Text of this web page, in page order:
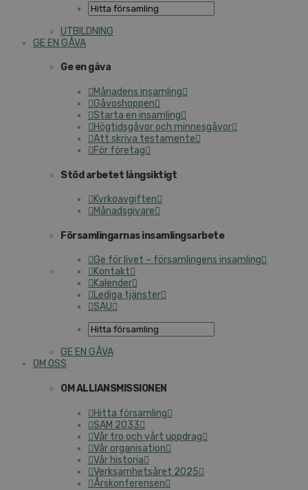
UTBILDNING
GE EN GÅVA
Ge en gåva
Månadens insamling
Gåvoshoppen
Starta en insamling
Högtidsgåvor och minnesgåvor
Att skriva testamente
För företag
Stöd arbetet långsiktigt
Kyrkoavgiften
Månadsgivare
Församlingarnas insamlingsarbete
Ge för livet – församlingens insamling
Kontakt
Kalender
Lediga tjänster
SAU
GE EN GÅVA
OM OSS
OM ALLIANSMISSIONEN
Hitta församling
SAM 2033
Vår tro och vårt uppdrag
Vår organisation
Vår historia
Verksamhetsåret 2025
Årskonferensen